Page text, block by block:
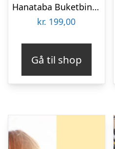
Hanataba Buketbinder
kr. 199,00
Gå til shop